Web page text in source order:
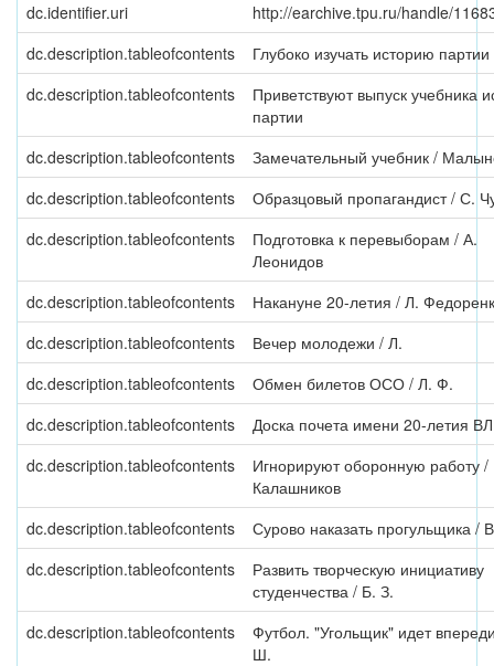
dc.identifier.uri
http://earchive.tpu.ru/handle/
dc.description.tableofcontents
Глубоко изучать историю партии
dc.description.tableofcontents
Приветствуют выпуск учебника
партии
dc.description.tableofcontents
Замечательный учебник /
dc.description.tableofcontents
Образцовый пропагандист / С.
dc.description.tableofcontents
Подготовка к перевыборам / А.
Леонидов
dc.description.tableofcontents
Накануне 20-летия / Л.
dc.description.tableofcontents
Вечер молодежи / Л.
dc.description.tableofcontents
Обмен билетов ОСО / Л. Ф.
dc.description.tableofcontents
Доска почета имени 20-летия
dc.description.tableofcontents
Игнорируют оборонную работу /
Калашников
dc.description.tableofcontents
Сурово наказать прогульщика /
dc.description.tableofcontents
Развить творческую инициативу
студенчества / Б. З.
dc.description.tableofcontents
Футбол. "Угольщик" идет
Ш.